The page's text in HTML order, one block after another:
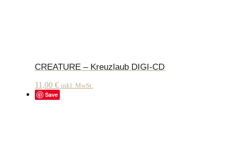
CREATURE – Kreuzlaub DIGI-CD
11,00 € inkl. MwSt.
Save